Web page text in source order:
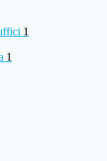
1
1